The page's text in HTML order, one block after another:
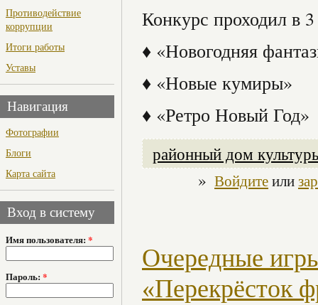
Противодействие
коррупции
Итоги работы
Уставы
Навигация
Фотографии
Блоги
Карта сайта
Вход в систему
Имя пользователя: *
Пароль: *
Конкурс проходил в
♦ «Новогодняя
♦ «Новые кумиры»
♦ «Ретро Новый Год»
районный дом
» Войдитеили
Очередные
«Перекрёсток